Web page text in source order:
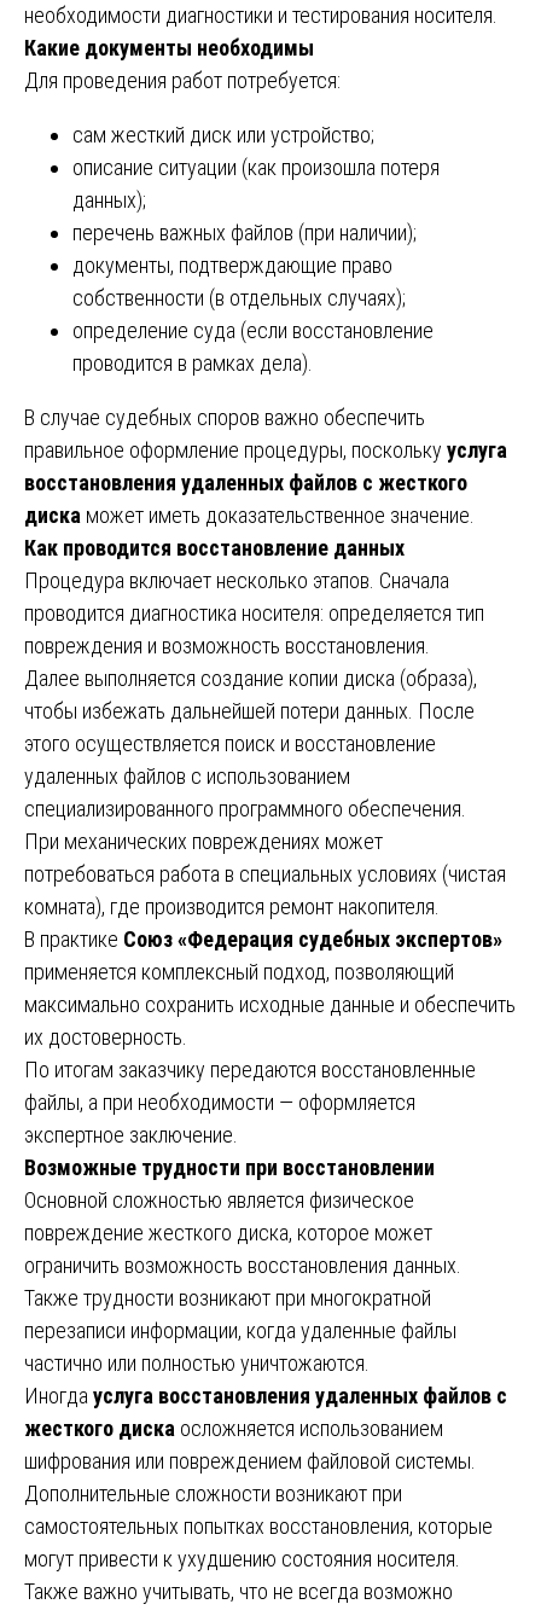
необходимости диагностики и тестирования носителя.
Какие документы необходимы
Для проведения работ потребуется:
сам жесткий диск или устройство;
описание ситуации (как произошла потеря
данных);
перечень важных файлов (при наличии);
документы, подтверждающие право
собственности (в отдельных случаях);
определение суда (если восстановление
проводится в рамках дела).
В случае судебных споров важно обеспечить
правильное оформление процедуры, поскольку услуга
восстановления удаленных файлов с жесткого
диска может иметь доказательственное значение.
Как проводится восстановление данных
Процедура включает несколько этапов. Сначала
проводится диагностика носителя: определяется тип
повреждения и возможность восстановления.
Далее выполняется создание копии диска (образа),
чтобы избежать дальнейшей потери данных. После
этого осуществляется поиск и восстановление
удаленных файлов с использованием
специализированного программного обеспечения.
При механических повреждениях может
потребоваться работа в специальных условиях (чистая
комната), где производится ремонт накопителя.
В практике Союз «Федерация судебных экспертов»
применяется комплексный подход, позволяющий
максимально сохранить исходные данные и обеспечить
их достоверность.
По итогам заказчику передаются восстановленные
файлы, а при необходимости — оформляется
экспертное заключение.
Возможные трудности при восстановлении
Основной сложностью является физическое
повреждение жесткого диска, которое может
ограничить возможность восстановления данных.
Также трудности возникают при многократной
перезаписи информации, когда удаленные файлы
частично или полностью уничтожаются.
Иногда услуга восстановления удаленных файлов с
жесткого диска осложняется использованием
шифрования или повреждением файловой системы.
Дополнительные сложности возникают при
самостоятельных попытках восстановления, которые
могут привести к ухудшению состояния носителя.
Также важно учитывать, что не всегда возможно